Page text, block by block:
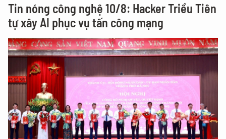
Tin nóng công nghệ 10/8: Hacker Triều Tiên
tự xây AI phục vụ tấn công mạng